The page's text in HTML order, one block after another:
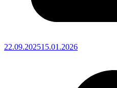
22.09.202515.01.2026